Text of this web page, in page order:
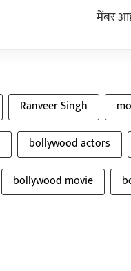
मेंबर
Ranveer Singh
bollywood actors
bollywood movie